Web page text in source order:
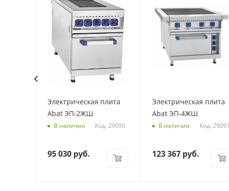
Электрическая плита
Abat ЭП-2ЖШ
В наличии Код: 29090
95 030руб.
Электрическая плита
Abat ЭП-4ЖШ
В наличии Код: 29091
123 367руб.